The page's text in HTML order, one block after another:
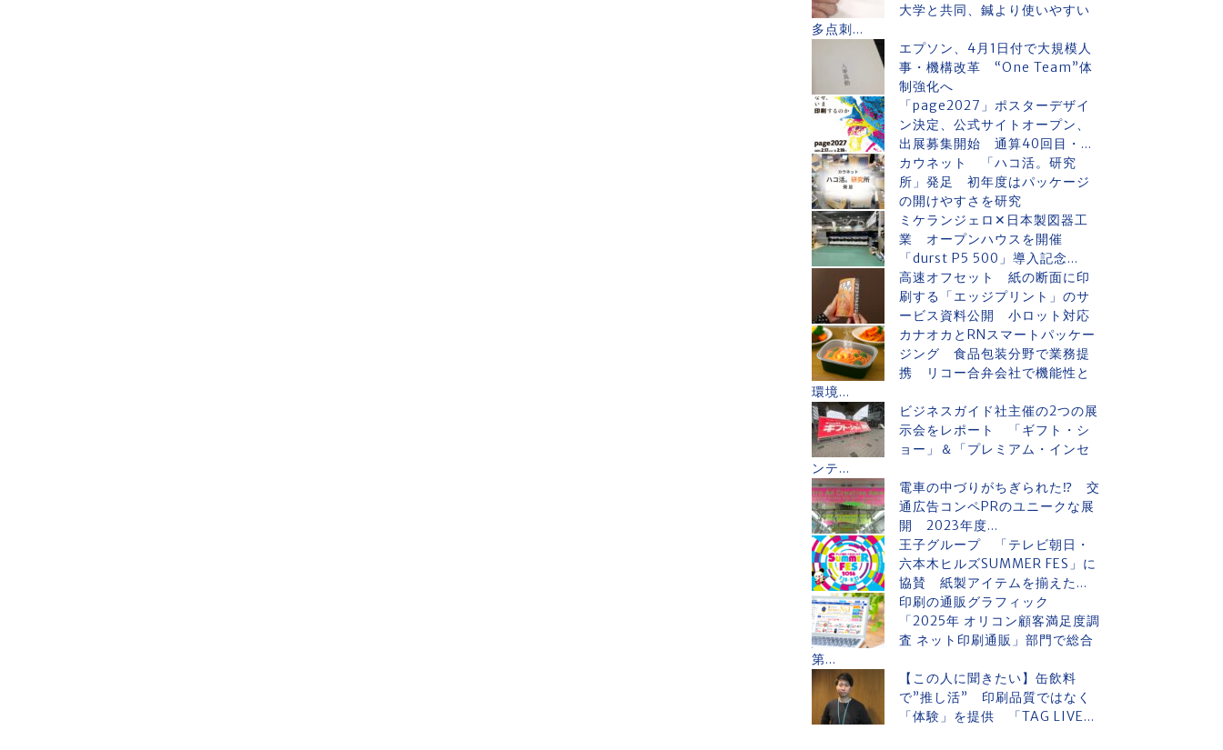
大学と共同、鍼より使いやすい
多点刺...
エプソン、4月1日付で大規模人
事・機構改革 “One Team”体
制強化へ
「page2027」ポスターデザイ
ン決定、公式サイトオープン、
出展募集開始 通算40回目・...
カウネット 「ハコ活。研究
所」発足 初年度はパッケージ
の開けやすさを研究
ミケランジェロ✕日本製図器工
業 オープンハウスを開催
「durst P5 500」導入記念...
高速オフセット 紙の断面に印
刷する「エッジプリント」のサ
ービス資料公開 小ロット対応
カナオカとRNスマートパッケー
ジング 食品包装分野で業務提
携 リコー合弁会社で機能性と
環境...
ビジネスガイド社主催の2つの展
示会をレポート 「ギフト・シ
ョー」＆「プレミアム・インセ
ンテ...
電車の中づりがちぎられた⁉ 交
通広告コンペPRのユニークな展
開 2023年度...
王子グループ 「テレビ朝日・
六本木ヒルズSUMMER FES」に
協賛 紙製アイテムを揃えた...
印刷の通販グラフィック
「2025年 オリコン顧客満足度調
査 ネット印刷通販」部門で総合
第...
【この人に聞きたい】缶飲料
で”推し活” 印刷品質ではなく
「体験」を提供 「TAG LIVE...